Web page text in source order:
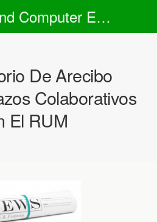
Electrical and Computer Engineering Department
De Arecibo
Colaborativos
El RUM